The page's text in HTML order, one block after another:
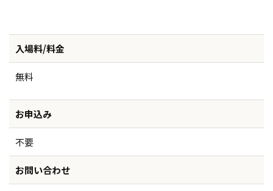
入場料/料金
無料
お申込み
不要
お問い合わせ